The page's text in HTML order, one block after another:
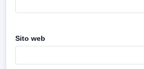
Sito web